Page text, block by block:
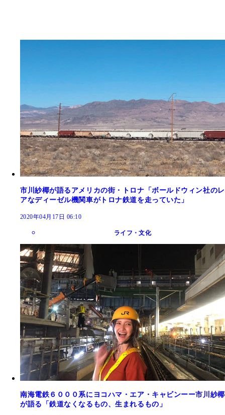
市川紗椰が語るアメリカの街・トロナ「ボールドウィン社のレ
アなディーゼル機関車がトロナ鉄道を走っていた」
2020年04月17日 06:10
ライフ・文化
南海電鉄６０００系にヨコハマ・エア・キャビンーー市川紗椰
が語る「鉄道なくなるもの、生まれるもの」